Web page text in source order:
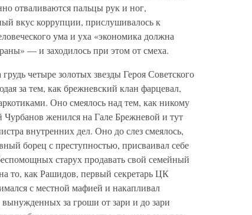
отваливаются пальцы рук и ног,
вкус коррупции, прислушивалось к
ума и уха «экономика должна
— и заходилось при этом от смеха.
четыре золотых звезды Героя Советского
за тем, как брежневский клан фарцевал,
Оно смеялось над тем, как никому
женился на Гале Брежневой и тут
внутренних дел. Оно до слез смеялось,
борец с преступностью, присваивал себе
старух продавать свой семейный
то, как Рашидов, первый секретарь ЦК
с местной мафией и накапливал
за гроши от зари и до зари